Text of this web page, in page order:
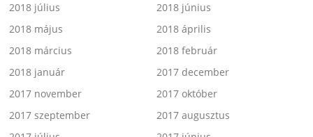
2018 július
2018 június
2018 május
2018 április
2018 március
2018 február
2018 január
2017 december
2017 november
2017 október
2017 szeptember
2017 augusztus